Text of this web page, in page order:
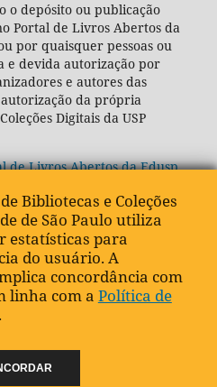
o depósito ou publicação
Portal de Livros Abertos da
por quaisquer pessoas ou
e devida autorização por
e autores das
da própria
Digitais da USP
de Livros Abertos da Edusp
Bibliotecas e Coleções
de São Paulo utiliza
estatísticas para
do usuário. A
concordância com
linha com a Política de
.